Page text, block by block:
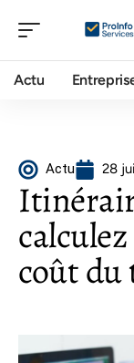
Actu
Actu 28
coût du